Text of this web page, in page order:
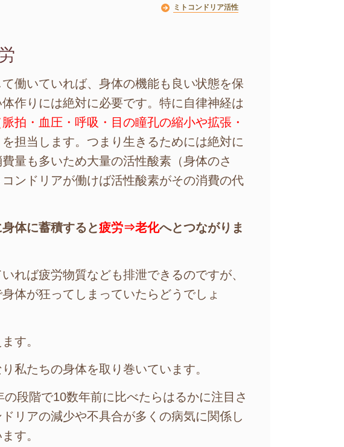
ミトコンドリア活性
働いていれば、身体の機能も良い状態を保
作りには絶対に必要です。特に自律神経は
脈拍・血圧・呼吸・目の瞳孔の縮小や拡張・
を担当します。つまり生きるためには絶対に
量も多いため大量の活性酸素（身体のさ
ンドリアが働けば活性酸素がその消費の代
体に蓄積すると疲労⇒老化へとつながりま
れば疲労物質なども排泄できるのですが、
体が狂ってしまっていたらどうでしょ
す。
私たちの身体を取り巻いています。
段階で10数年前に比べたらはるかに注目さ
リアの減少や不具合が多くの病気に関係し
す。